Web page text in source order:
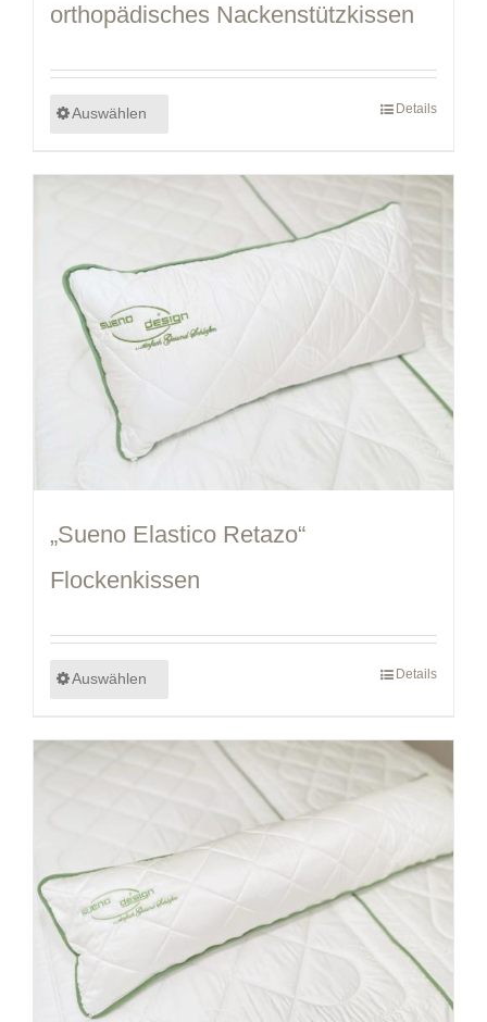
orthopädisches Nackenstützkissen
Auswählen Details
„Sueno Elastico Retazo“
Flockenkissen
Auswählen Details